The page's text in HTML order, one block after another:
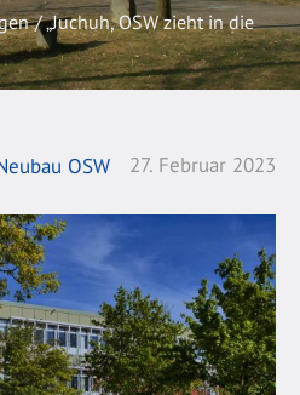
/„Juchuh, OSW zieht in die
27. Februar 2023
OSW